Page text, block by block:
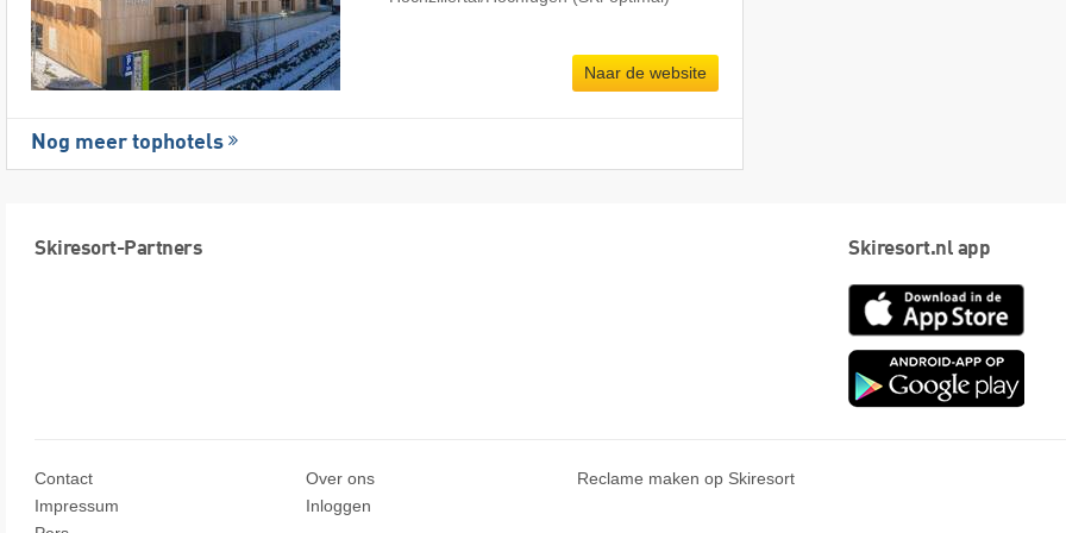
Naar de website
Nog meer tophotels
Skiresort-Partners Skiresort.nl app
App
Contact
Impressum
Over ons
Inloggen
Reclame maken op Skiresort